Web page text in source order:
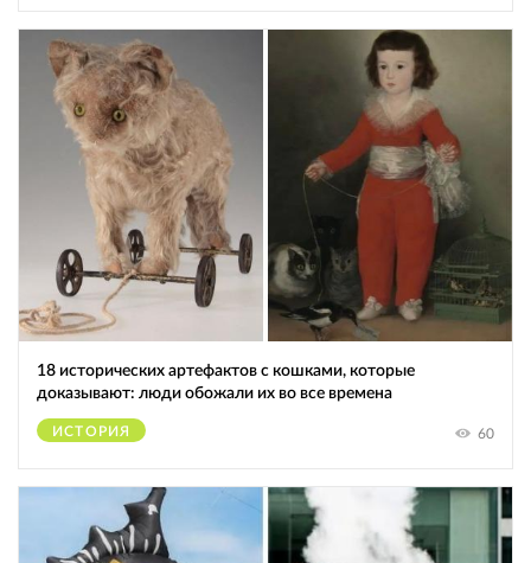
18 исторических артефактов с кошками, которые
доказывают: люди обожали их во все времена
ИСТОРИЯ 60